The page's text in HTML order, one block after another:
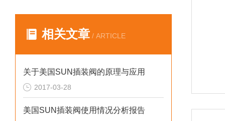
相关文章 / ARTICLE
关于美国SUN插装阀的原理与应用
2017-03-28
美国SUN插装阀使用情况分析报告